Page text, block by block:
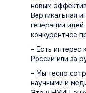
новым
Вертикальная
генерации
конкурентное
– Есть интерес
России или за
– Мы тесно
научными и